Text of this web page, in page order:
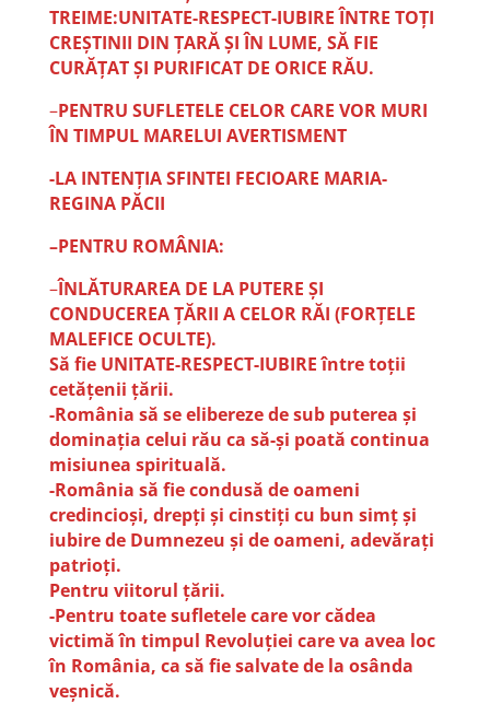
TREIME:UNITATE-RESPECT-IUBIRE ÎNTRE TOȚI
CREȘTINII DIN ȚARĂ ȘI ÎN LUME, SĂ FIE
CURĂȚAT ȘI PURIFICAT DE ORICE RĂU.
–PENTRU SUFLETELE CELOR CARE VOR MURI
ÎN TIMPUL MARELUI AVERTISMENT
-LA INTENȚIA SFINTEI FECIOARE MARIA-
REGINA PĂCII
–PENTRU ROMÂNIA:
–ÎNLĂTURAREA DE LA PUTERE ȘI
CONDUCEREA ȚĂRII A CELOR RĂI (FORȚELE
MALEFICE OCULTE).
Să fie UNITATE-RESPECT-IUBIRE între toții
cetățenii țării.
-România să se elibereze de sub puterea și
dominația celui rău ca să-și poată continua
misiunea spirituală.
-România să fie condusă de oameni
credincioși, drepți și cinstiți cu bun simț și
iubire de Dumnezeu și de oameni, adevărați
patrioți.
Pentru viitorul țării.
-Pentru toate sufletele care vor cădea
victimă în timpul Revoluției care va avea loc
în România, ca să fie salvate de la osânda
veșnică.